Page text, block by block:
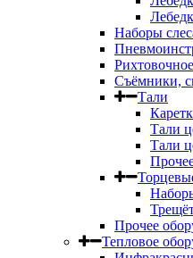
Наборы
Съёмники,
Тали
Тали
Тали
Прочее
Тепловое